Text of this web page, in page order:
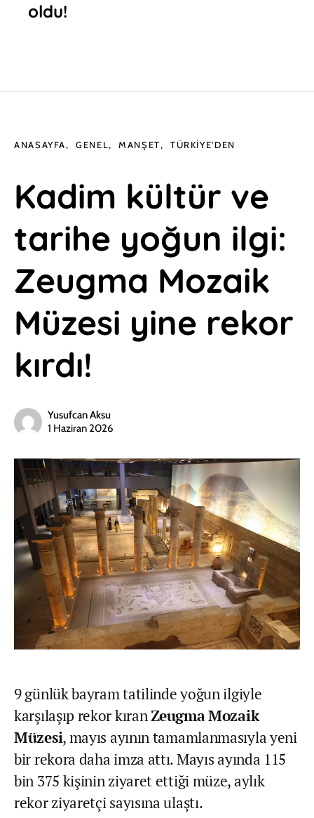
oldu!
ANASAYFA GENEL MANŞET TÜRKIYE'DEN
Kadim kültür ve
tarihe yoğun ilgi:
Zeugma Mozaik
Müzesi yine rekor
kırdı!
Yusufcan Aksu
1 Haziran 2026
9 günlük bayram tatilinde yoğun ilgiyle
karşılaşıp rekor kıranZeugmaMozaik
Müzesi, mayıs ayının tamamlanmasıyla yeni
bir rekora daha imza attı. Mayıs ayında 115
bin 375 kişinin ziyaret ettiği müze, aylık
rekor ziyaretçi sayısına ulaştı.